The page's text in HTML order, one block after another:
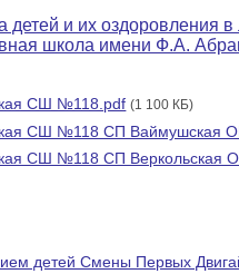
и их оздоровления
школа имени Ф.А.
СШ №118.pdf (1 100 КБ)
СШ №118 СП Ваймушская
СШ №118 СП
детей Смены Первых